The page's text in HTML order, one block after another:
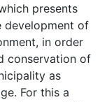
presents
development of
in order
conservation of
as
For this a